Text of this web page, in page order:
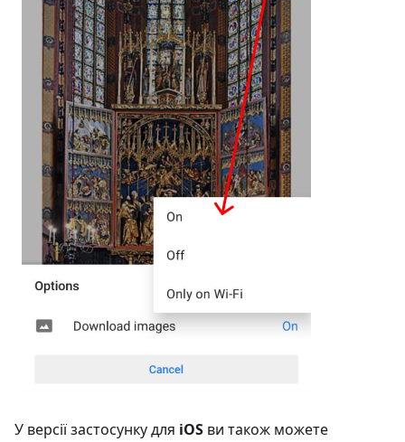
У версії застосунку для iOS ви також можете